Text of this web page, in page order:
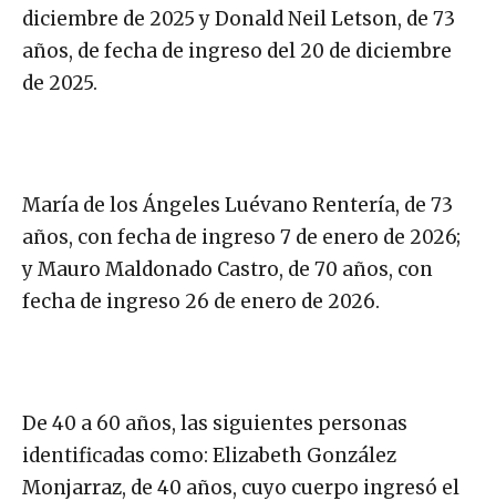
diciembre de 2025 y Donald Neil Letson, de 73
años, de fecha de ingreso del 20 de diciembre
de 2025.
María de los Ángeles Luévano Rentería, de 73
años, con fecha de ingreso 7 de enero de 2026;
y Mauro Maldonado Castro, de 70 años, con
fecha de ingreso 26 de enero de 2026.
De 40 a 60 años, las siguientes personas
identificadas como: Elizabeth González
Monjarraz, de 40 años, cuyo cuerpo ingresó el